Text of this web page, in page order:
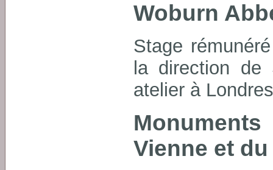
Woburn
Stage
la direction
atelier à
Vienne et